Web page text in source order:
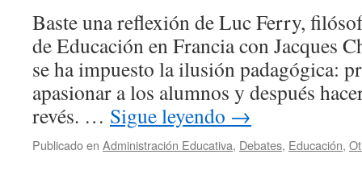
Baste una reflexión de Luc Ferry,
de Educación en Francia con Jacques
se ha impuesto la ilusión padagógica:
apasionar a los alumnos y después
revés. … Sigue leyendo →
Publicado en Administración Educativa, Debates, Educación,